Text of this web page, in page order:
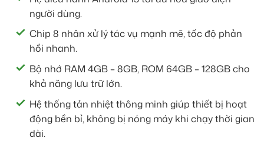
người dùng.
Chip 8 nhân xử lý tác vụ mạnh mẽ, tốc độ phản
hồi nhanh.
Bộ nhớ RAM 4GB – 8GB, ROM 64GB – 128GB cho
khả năng lưu trữ lớn.
Hệ thống tản nhiệt thông minh giúp thiết bị hoạt
động bền bỉ, không bị nóng máy khi chạy thời gian
dài.